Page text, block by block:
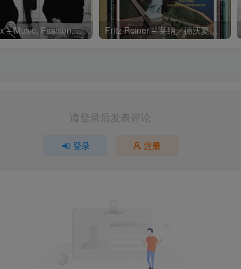
Charli xcx – Music, Fashion, FilmⒺ【48kHz／24bit】英国区 Fritz Reiner – 莱纳／德沃夏克：第九交响曲
请登录后发表评论
登录 注册